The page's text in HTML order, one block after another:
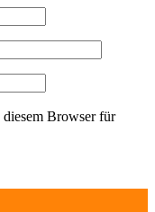
Browser für